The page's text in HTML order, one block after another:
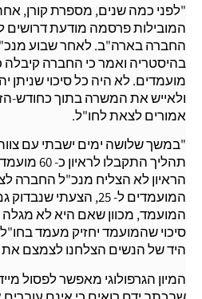
"לפני כמה שנים, מספרת קורן,
החברה בארה"ב. לאחר שבוע
מועמדים. לא היה כל סיכוי שניתן
ולאייש את המשרה בתוך כחודש-
אמורים לצאת לחו"ל.
"במשך שלושה ימים ישבתי עם
תהליך
הראיון לא הצליח מנכ"ל החברה
המועמדים ל- 25,
המועמד, מכוון שאם היא לא מגלה
סיכוי שהמועמד יחזיק מעמד
היד של הנשים הצלחנו לצמצם את הרשימה
המיון הגרפולוגי מאפשר לפסול